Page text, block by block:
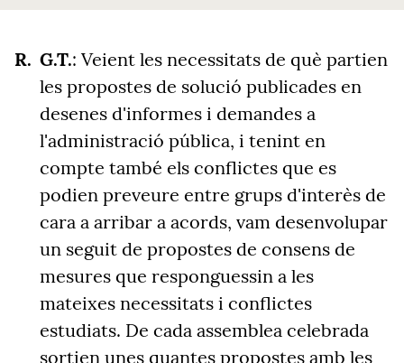
G.T.: Veient les necessitats de què partien
les propostes de solució publicades en
desenes d'informes i demandes a
l'administració pública, i tenint en
compte també els conflictes que es
podien preveure entre grups d'interès de
cara a arribar a acords, vam desenvolupar
un seguit de propostes de consens de
mesures que responguessin a les
mateixes necessitats i conflictes
estudiats. De cada assemblea celebrada
sortien unes quantes propostes amb les